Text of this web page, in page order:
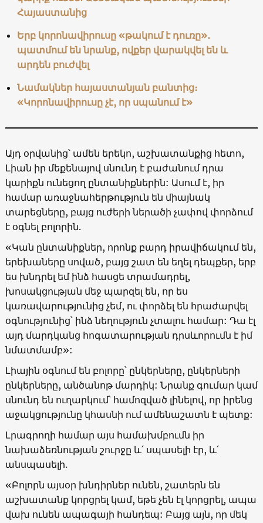
Հայաստանից
Երբ կորոնավիրուսը «թակում է դուռը»․
պատմում են նրանք, ովքեր վարակվել են և
արդեն բուժվել
Նամակներ հայաստանյան բանտից։
«Կորոնավիրուսը չէ, որ սպանում է»
Այդ օրվանից՝ ամեն երեկո, աշխատանքից հետո,
Լիան իր մեքենայով սնունդ է բաժանում դրա
կարիքն ունեցող ընտանիքներին: Ասում է, իր
համար առաջնահերթություն են միայնակ
տարեցները, բայց ուժերի ներածի չափով փորձում
է օգնել բոլորին.
«Կան ընտանիքներ, որոնք բարդ իրավիճակում են,
երեխաները սոված, բայց շատ են եղել դեպքեր, երբ
ես խնդրել եմ ինձ հասցե տրամադրել,
խոսակցության մեջ պարզել են, որ ես
կառավարությունից չեմ, ու փորձել են հրաժարվել
օգնությունից՝ ինձ նեղություն չտալու համար: Դա էլ
այդ մարդկանց հոգատարության դրսևորումն է իմ
նմատմամբ»:
Լիային օգնում են բոլորը՝ ընկերները, ընկերների
ընկերները, անծանոթ մարդիկ: Նրանք գումար կամ
սնունդ են ուղարկում՝ համոզված լինելով, որ իրենց
աջակցությունը կհասնի ում ամենաշատն է պետք:
Լրագրողի համար այս համախմբումն իր
նախաձեռնության շուրջը և՛ սպասելի էր, և՛
անսպասելի.
«Բոլորն այսօր խնդիրներ ունեն, շատերն են
աշխատանք կորցրել կամ, եթե չեն էլ կորցրել, ապա
վախ ունեն ապագայի հանդեպ: Բայց այն, որ մեկ